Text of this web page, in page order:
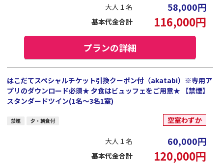
大人１名 58,000円
基本代金合計 116,000円
プランの詳細
はこだてスペシャルチケット引換クーポン付（akatabi）※専用ア
プリのダウンロード必須★ 夕食はビュッフェをご用意★ 【禁煙】
スタンダードツイン(1名～3名1室)
禁煙 夕・朝食付 空室わずか
大人１名 60,000円
基本代金合計 120,000円